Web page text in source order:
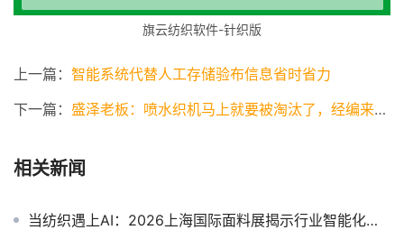
旗云纺织软件-针织版
上一篇： 智能系统代替人工存储验布信息省时省力
下一篇： 盛泽老板：喷水织机马上就要被淘汰了，经编来顶上
相关新闻
当纺织遇上AI：2026上海国际面料展揭示行业智能化转型新路径